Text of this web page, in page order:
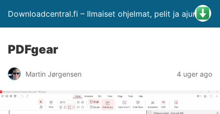
Downloadcentral.fi – Ilmaiset ohjelmat, pelit ja ajurit
PDFgear
Martin Jørgensen 4 uger ago